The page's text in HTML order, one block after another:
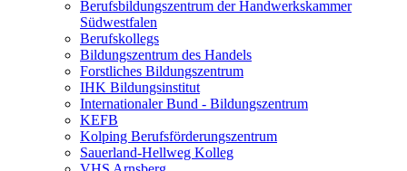
Berufsbildungszentrum der Handwerkskammer
Südwestfalen
Berufskollegs
Bildungszentrum des Handels
Forstliches Bildungszentrum
IHK Bildungsinstitut
Internationaler Bund - Bildungszentrum
KEFB
Kolping Berufsförderungszentrum
Sauerland-Hellweg Kolleg